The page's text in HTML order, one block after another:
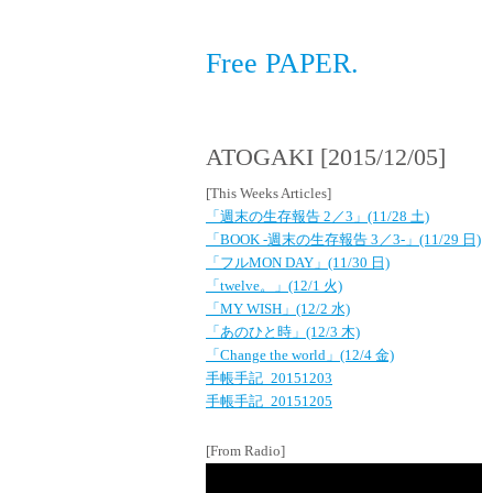
Free PAPER.
ATOGAKI [2015/12/05]
[This Weeks Articles]
「週末の生存報告 2／3」(11/28 土)
「BOOK -週末の生存報告 3／3-」(11/29 日)
「フルMON DAY」(11/30 日)
「twelve。」(12/1 火)
「MY WISH」(12/2 水)
「あのひと時」(12/3 木)
「Change the world」(12/4 金)
手帳手記_20151203
手帳手記_20151205
[From Radio]